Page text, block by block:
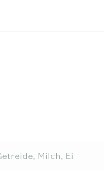
Milch, Ei